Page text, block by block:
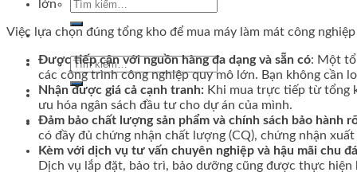
Tìm
kiếm:
lớn
Việc lựa chọn đúng tổng kho để mua máy làm mát công
Được tiếp cận với nguồn hàng đa dạng và sẵn có: Một
các công trình công nghiệp quy mô lớn. Bạn không cần
Nhận được giá cả cạnh tranh: Khi mua trực tiếp từ tổng
ưu hóa ngân sách đầu tư cho dự án của mình.
Đảm bảo chất lượng sản phẩm và chính sách bảo hành
có đầy đủ chứng nhận chất lượng (CQ), chứng nhận
Kèm với dịch vụ tư vấn chuyên nghiệp và hậu mãi chu
Dịch vụ lắp đặt, bảo trì, bảo dưỡng cũng được thực hiện